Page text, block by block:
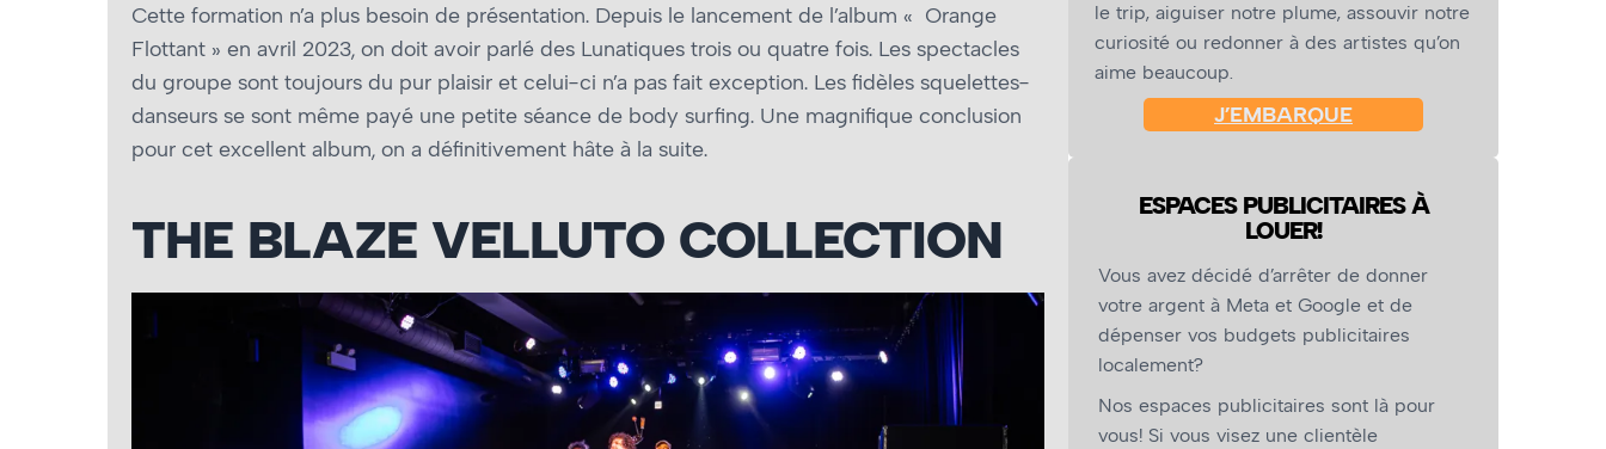
Cette formation n’a plus besoin de présentation. Depuis le lancement de l’album « Orange
Flottant » en avril 2023, on doit avoir parlé des Lunatiques trois ou quatre fois. Les spectacles
du groupe sont toujours du pur plaisir et celui-ci n’a pas fait exception. Les fidèles squelettes-
danseurs se sont même payé une petite séance de body surfing. Une magnifique conclusion
pour cet excellent album, on a définitivement hâte à la suite.
THE BLAZE VELLUTO COLLECTION
le trip, aiguiser notre plume, assouvir notre
curiosité ou redonner à des artistes qu’on
aime beaucoup.
J’EMBARQUE
ESPACES PUBLICITAIRES À
LOUER!
Vous avez décidé d’arrêter de donner
votre argent à Meta et Google et de
dépenser vos budgets publicitaires
localement?
Nos espaces publicitaires sont là pour
vous! Si vous visez une clientèle